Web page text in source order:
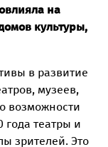
на
культуры,
в развитие
музеев,
возможности
года театры и
зрителей. Это